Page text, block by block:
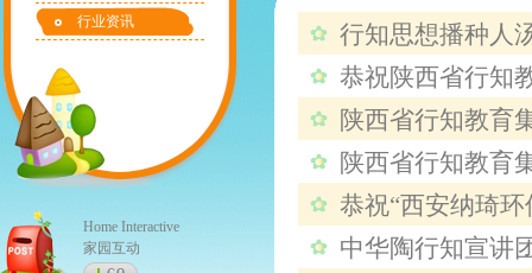
行业资讯
Home Interactive
家园互动
行知思想播种人
都行知幼儿园
恭祝陕西省行知
商业广场
陕西省行知教育
陕西省行知教育
广场落成仪式暨
恭祝“西安纳琦
体验活动圆满成
中华陶行知宣讲